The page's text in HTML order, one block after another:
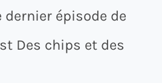
dernier épisode de
Des chips et des